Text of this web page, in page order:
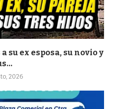
su ex esposa, su novio y
2026